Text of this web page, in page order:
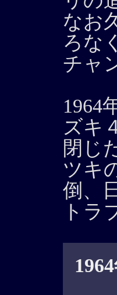
なお
ろな
チャ
1964
ズキ
閉じ
ツキ
倒、
トラ